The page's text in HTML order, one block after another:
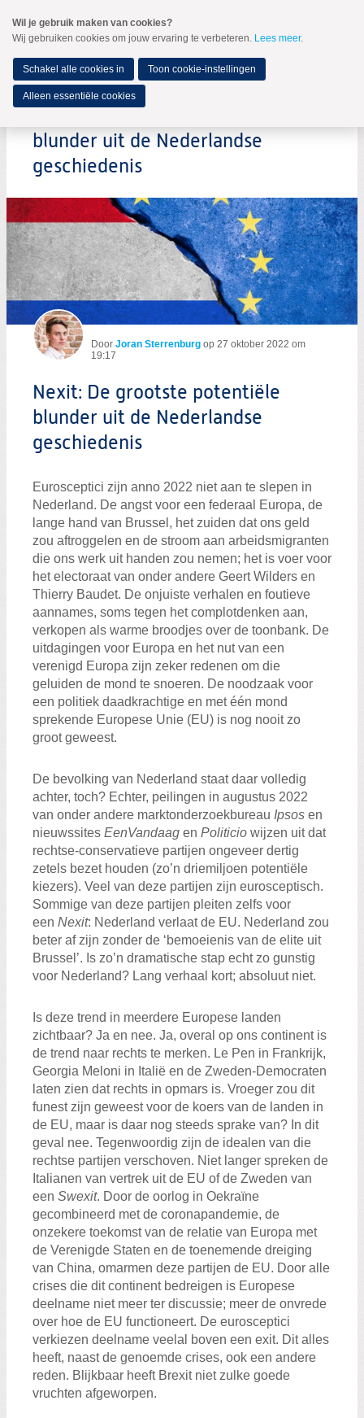
naar
Spring
de
inhoud
Spring
naar
hoofdmenu
MENU
Zoeken
blunder uit de Nederlandse
geschiedenis
Door Joran Sterrenburg op 27 oktober 2022 om
19:17
Nexit: De grootste potentiële
blunder uit de Nederlandse
geschiedenis
Eurosceptici zijn anno 2022 niet aan te slepen in
Nederland. De angst voor een federaal Europa, de
lange hand van Brussel, het zuiden dat ons geld
zou aftroggelen en de stroom aan arbeidsmigranten
die ons werk uit handen zou nemen; het is voer voor
het electoraat van onder andere Geert Wilders en
Thierry Baudet. De onjuiste verhalen en foutieve
aannames, soms tegen het complotdenken aan,
verkopen als warme broodjes over de toonbank. De
uitdagingen voor Europa en het nut van een
verenigd Europa zijn zeker redenen om die
geluiden de mond te snoeren. De noodzaak voor
een politiek daadkrachtige en met één mond
sprekende Europese Unie (EU) is nog nooit zo
groot geweest.
De bevolking van Nederland staat daar volledig
achter, toch? Echter, peilingen in augustus 2022
van onder andere marktonderzoekbureau Ipsos en
nieuwssites EenVandaag en Politicio wijzen uit dat
rechtse-conservatieve partijen ongeveer dertig
zetels bezet houden (zo’n driemiljoen potentiële
kiezers). Veel van deze partijen zijn eurosceptisch.
Sommige van deze partijen pleiten zelfs voor
een Nexit: Nederland verlaat de EU. Nederland zou
beter af zijn zonder de ‘bemoeienis van de elite uit
Brussel’. Is zo’n dramatische stap echt zo gunstig
voor Nederland? Lang verhaal kort; absoluut niet.
Is deze trend in meerdere Europese landen
zichtbaar? Ja en nee. Ja, overal op ons continent is
de trend naar rechts te merken. Le Pen in Frankrijk,
Georgia Meloni in Italië en de Zweden-Democraten
laten zien dat rechts in opmars is. Vroeger zou dit
funest zijn geweest voor de koers van de landen in
de EU, maar is daar nog steeds sprake van? In dit
geval nee. Tegenwoordig zijn de idealen van die
rechtse partijen verschoven. Niet langer spreken de
Italianen van vertrek uit de EU of de Zweden van
een Swexit. Door de oorlog in Oekraïne
gecombineerd met de coronapandemie, de
onzekere toekomst van de relatie van Europa met
de Verenigde Staten en de toenemende dreiging
van China, omarmen deze partijen de EU. Door alle
crises die dit continent bedreigen is Europese
deelname niet meer ter discussie; meer de onvrede
over hoe de EU functioneert. De eurosceptici
verkiezen deelname veelal boven een exit. Dit alles
heeft, naast de genoemde crises, ook een andere
reden. Blijkbaar heeft Brexit niet zulke goede
vruchten afgeworpen.
Wil je gebruik maken van cookies?
Wij gebruiken cookies om jouw ervaring te verbeteren. Lees meer.
Schakel alle cookies in Toon cookie-instellingen
Alleen essentiële cookies